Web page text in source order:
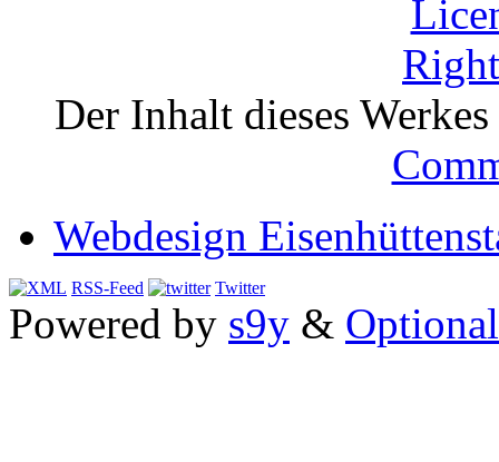
Der Inhalt dieses
Webdesign
RSS-Feed Twitter
Powered by s9y &